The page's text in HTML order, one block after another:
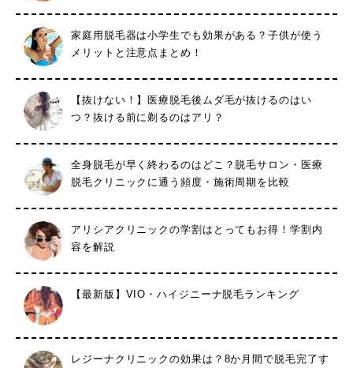
家庭用脱毛器は小学生でも効果がある？子供が使う
メリットと注意点まとめ！
【抜けない！】医療脱毛後ムダ毛が抜けるのはい
つ？抜ける前に剃るのはアリ？
全身脱毛が早く終わるのはどこ？脱毛サロン・医療
脱毛クリニックに通う頻度・施術周期を比較
アリシアクリニックの学割はとってもお得！学割内
容を解説
【最新版】VIO・ハイジニーナ脱毛ランキング
レジーナクリニックの効果は？8か月間で脱毛完了す